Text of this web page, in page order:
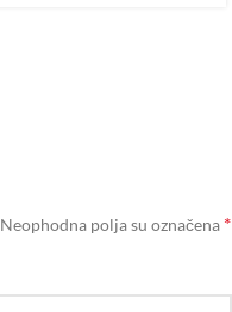
Neophodna polja su označena *